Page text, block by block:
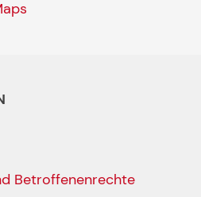
Betroffenenrechte